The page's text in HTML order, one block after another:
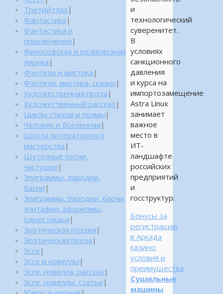
и
технологический
суверенитет.
В
условиях
санкционного
давления
и курса на
импортозамещение
Astra Linux
занимает
важное
место в
ИТ-
ландшафте
российских
предприятий
и
госструктур.
Бонусы за
регистрацию
в Аркада
казино:
условия и
преимущества
Сушильные
машины
Третий глаз |
Фантастика |
Фантастика и
приключения |
Философская и религиозная
лирика |
Фэнтези и мистика |
Фэнтези, мистика, сказки |
Художественная проза |
Художественный рассказ |
Циклы стихов и поэмы |
Человек и Вселенная |
Школа литературного
мастерства |
Шуточные песни,
частушки |
Эпиграммы, пародии,
басни |
Эпиграммы, пародии, басни,
эпитафии, афоризмы,
одностишья |
Эротическая поэзия |
Эротическая проза |
Эссе |
Эссе и новеллы |
Эссе, новелла, рассказ |
Эссе, новеллы, статьи |